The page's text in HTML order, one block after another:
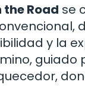
the Road se
y la
guiado